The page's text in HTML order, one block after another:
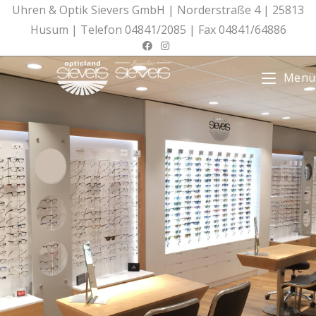
ZumUhren & Optik Sievers GmbH | Norderstraße 4 | 25813
Husum | Telefon 04841/2085 | Fax 04841/64886
Menü